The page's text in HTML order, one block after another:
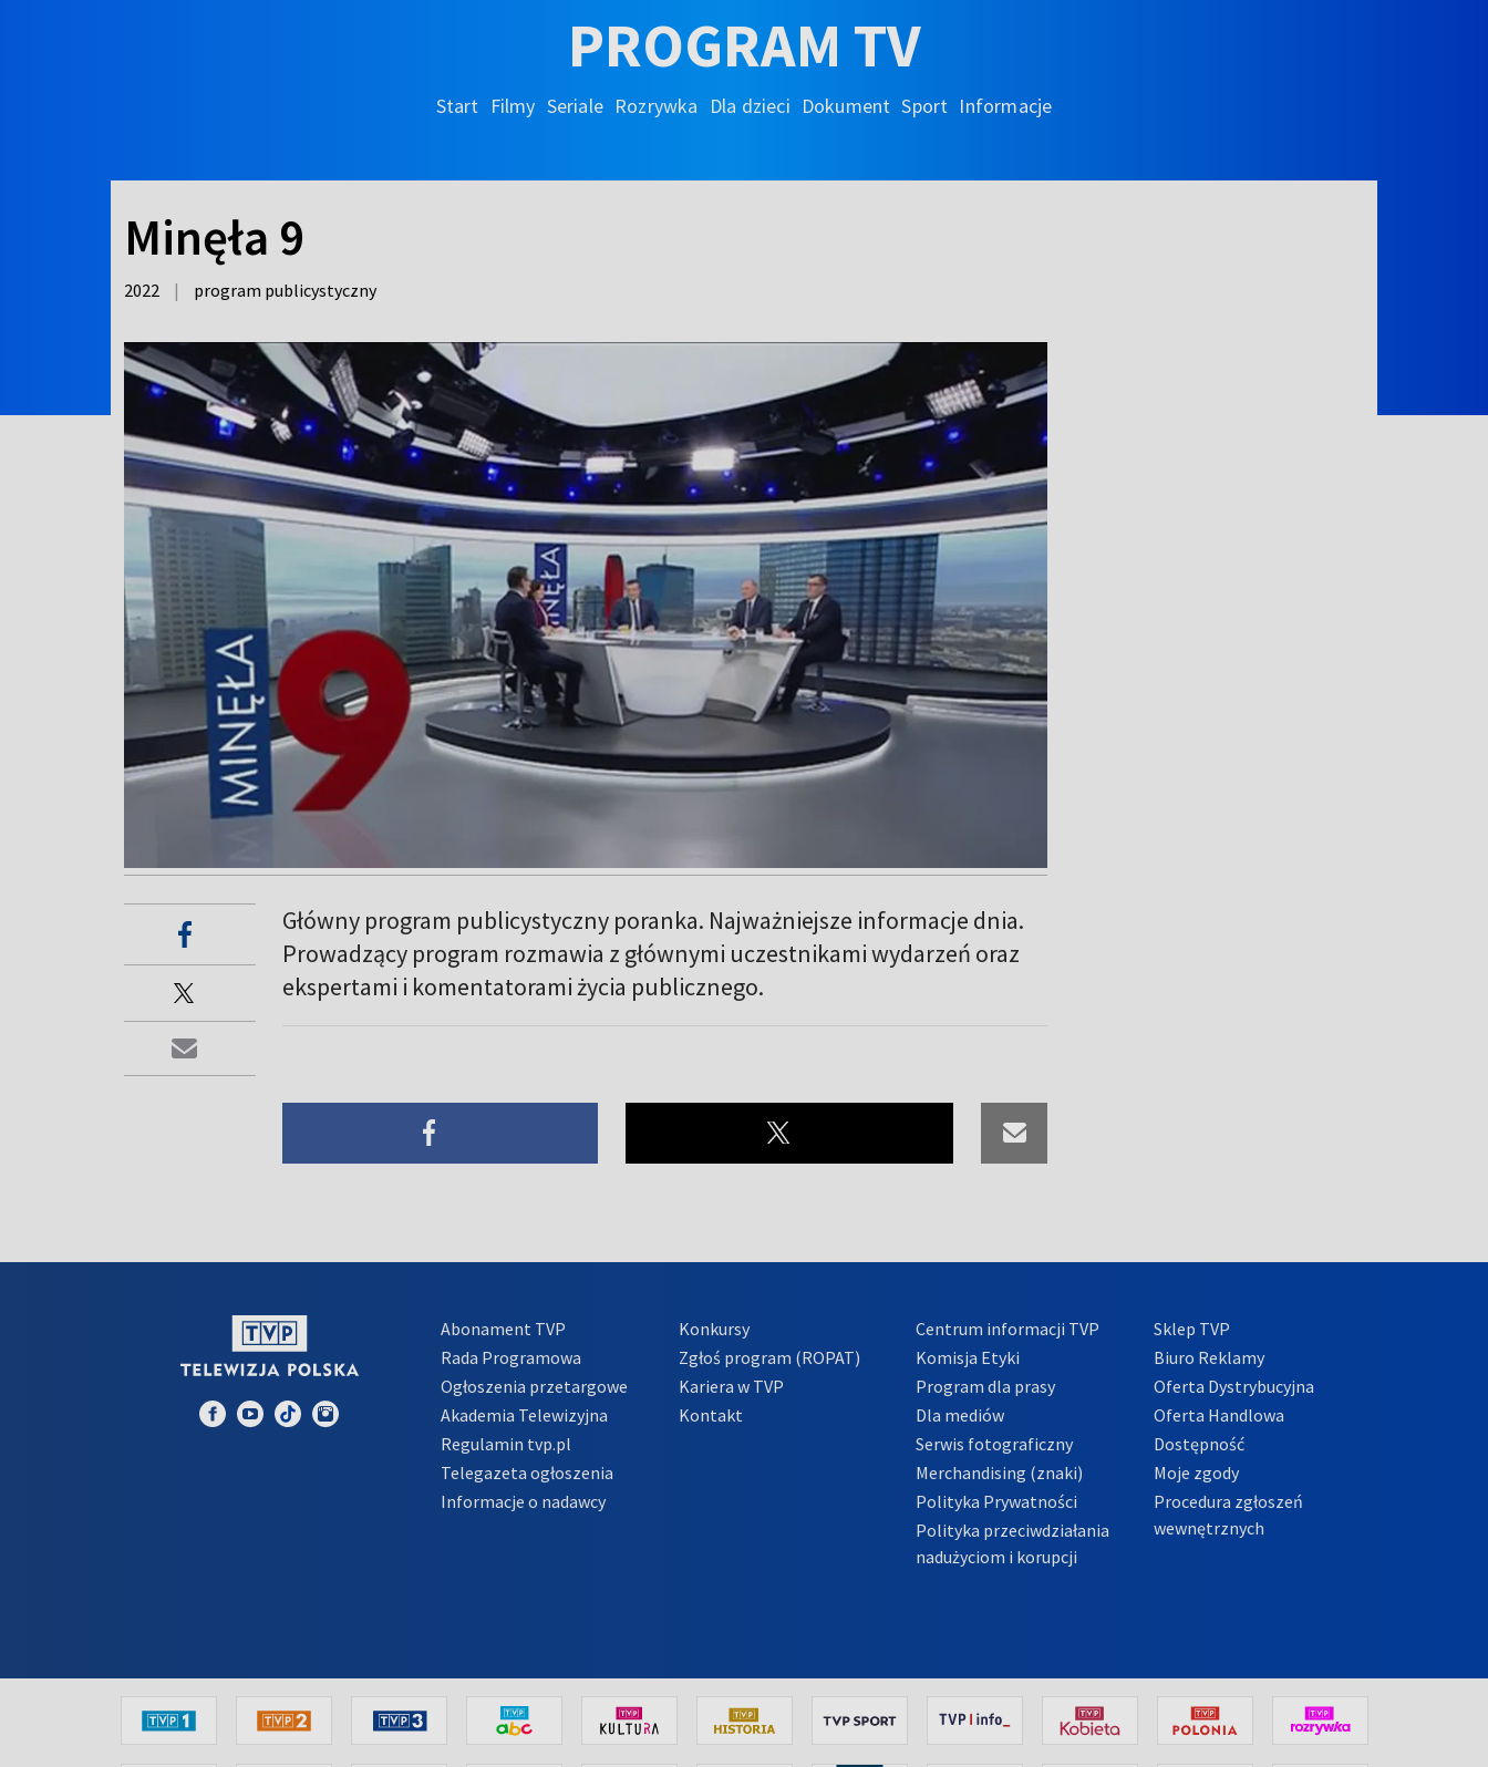
PROGRAM TV
Start Filmy Seriale Rozrywka Dla dzieci Dokument Sport Informacje
Minęła 9
2022 | program publicystyczny
Główny program publicystyczny poranka. Najważniejsze informacje dnia.
Prowadzący program rozmawia z głównymi uczestnikami wydarzeń oraz
ekspertami i komentatorami życia publicznego.
Abonament TVP
Rada Programowa
Ogłoszenia przetargowe
Akademia Telewizyjna
Regulamin tvp.pl
Telegazeta ogłoszenia
Informacje o nadawcy
Konkursy
Zgłoś program (ROPAT)
Kariera w TVP
Kontakt
Centrum informacji TVP
Komisja Etyki
Program dla prasy
Dla mediów
Serwis fotograficzny
Merchandising (znaki)
Polityka Prywatności
Polityka przeciwdziałania
nadużyciom i korupcji
Sklep TVP
Biuro Reklamy
Oferta Dystrybucyjna
Oferta Handlowa
Dostępność
Moje zgody
Procedura zgłoszeń
wewnętrznych